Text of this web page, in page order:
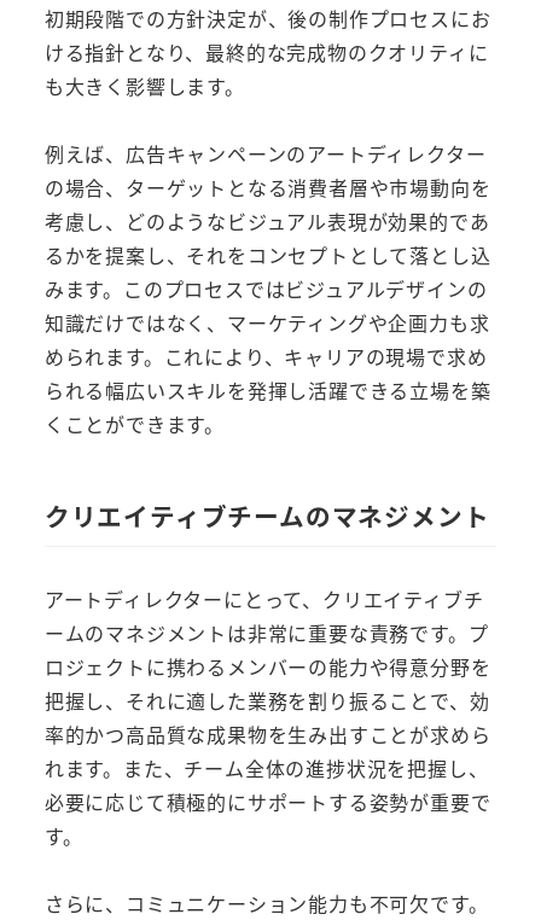
初期段階での方針決定が、後の制作プロセスにお
ける指針となり、最終的な完成物のクオリティに
も大きく影響します。
例えば、広告キャンペーンのアートディレクター
の場合、ターゲットとなる消費者層や市場動向を
考慮し、どのようなビジュアル表現が効果的であ
るかを提案し、それをコンセプトとして落とし込
みます。このプロセスではビジュアルデザインの
知識だけではなく、マーケティングや企画力も求
められます。これにより、キャリアの現場で求め
られる幅広いスキルを発揮し活躍できる立場を築
くことができます。
クリエイティブチームのマネジメント
アートディレクターにとって、クリエイティブチ
ームのマネジメントは非常に重要な責務です。プ
ロジェクトに携わるメンバーの能力や得意分野を
把握し、それに適した業務を割り振ることで、効
率的かつ高品質な成果物を生み出すことが求めら
れます。また、チーム全体の進捗状況を把握し、
必要に応じて積極的にサポートする姿勢が重要で
す。
さらに、コミュニケーション能力も不可欠です。